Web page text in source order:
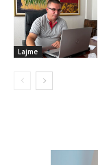
Lajme